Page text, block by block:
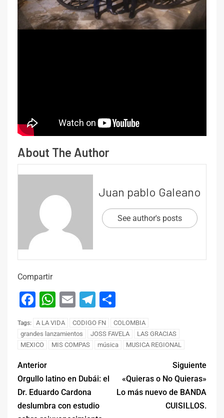
About The Author
Juan pablo Galeano
See author's posts
Compartir
Facebook
WhatsApp
EmailTelegram
Tags: A LA VIDA CODIGO FN
COLOMBIA
grandes lanzamientos
JOSS FAVELA
LAS GRACIAS
MEXICO
MIS COMPAS música MUSICA REGIONAL
Anterior
Orgullo latino en Dubái: el
Dr. Eduardo Cardona
deslumbra con estudio
Siguiente
«Quieras o No Quieras»
Lo más nuevo de BANDA
CUISILLOS.